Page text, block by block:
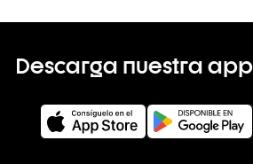
Descarga nuestra app